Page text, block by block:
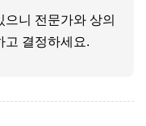
니 전문가와 상의
고 결정하세요.